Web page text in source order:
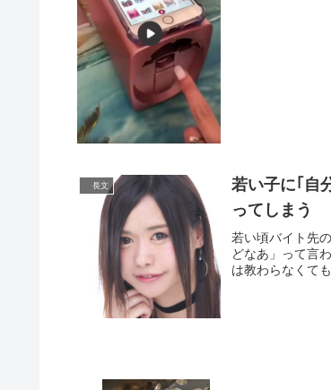
長文
若い子に｢自
ってしまう
若い頃バイト先
どなあ」って言
は教わらなくて